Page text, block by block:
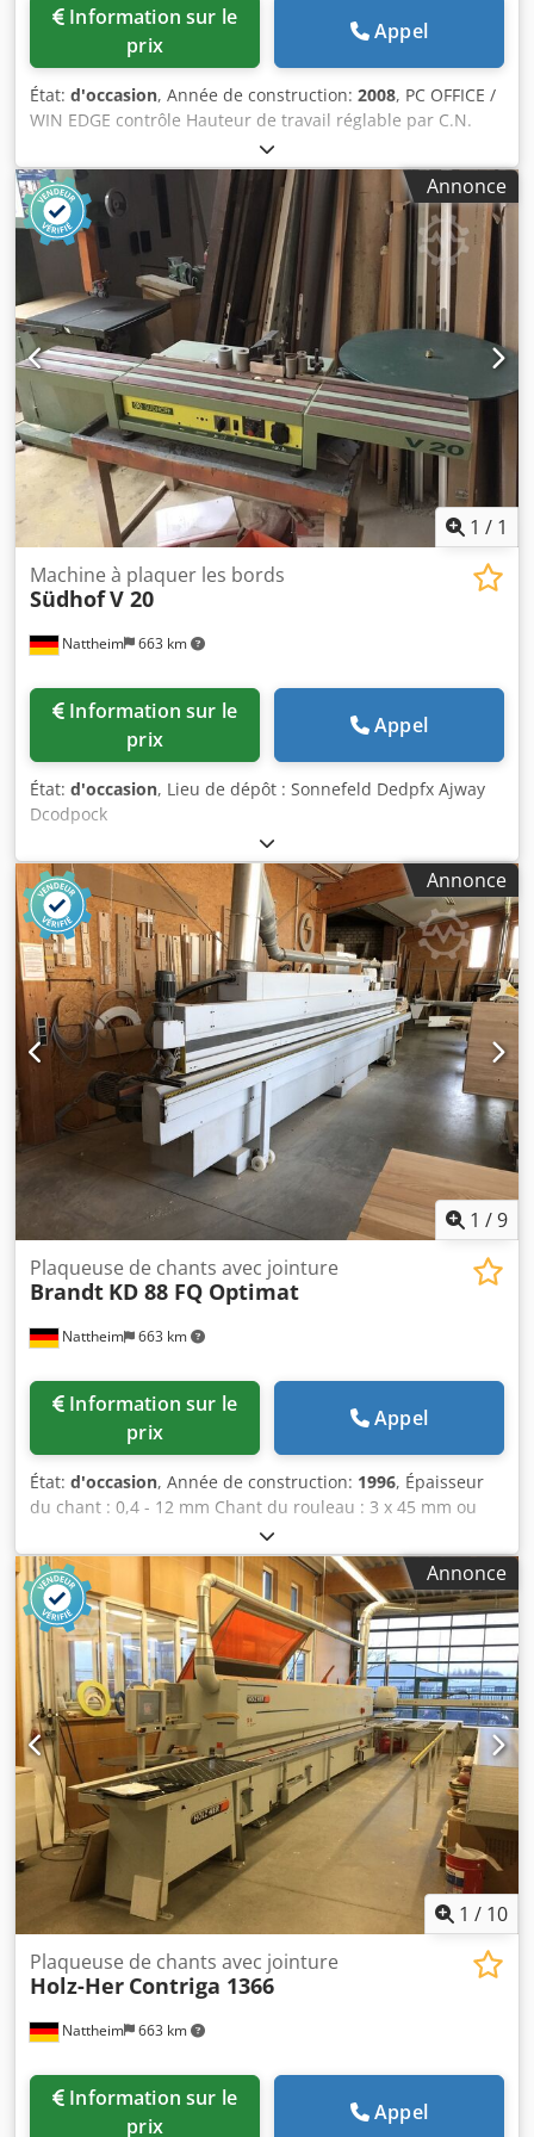
prix
Appel
État: d'occasion, Année de construction: 2008, PC OFFICE /
WIN EDGE contrôle Hauteur de travail réglable par C.N.
Hauteur du panneau (mm) 60 Vitesse d'avance mt / min 25
Courroie supérieure motorisée caoutchoutée réglable
électroniquement par CN Convoyeur à rouleaux latéraux
avec roues folles pour support de panneau Groupe
redresseur à deux moteurs Entrepôt porte-bobine Unité
d'encollage pour colle thermofusible EVA avec pré-fondeur
et pot de colle Groupe de pression de bord sur profilés
droits avec rouleaux de pression Groupe de coupe en bout
à 2 moteurs avec réglage automatique de l'inclinaison
Groupe de fraisage à deux moteurs superposés Unité de
glanage avec 2 moteurs inclinables réglables Unité
d'arrondissage avec 4 moteurs Unité Toupie inclinable 0-
90 ° Unité de ponçage Dcsdjw Dd Efopfx Adpjk
Annonce
1 / 1
Nattheim 663 km
Machine à plaquer les bords
SüdhofV 20
prix
Appel
État: d'occasion, Lieu de dépôt : Sonnefeld Dedpfx Ajway
Dcodpock
Annonce
1 /9
Nattheim 663 km
Plaqueuse de chants avec jointure
Brandt KD 88 FQ Optimat
prix
Appel
État: d'occasion, Année de construction: 1996, Épaisseur
du chant : 0,4 - 12 mm Chant du rouleau : 3 x 45 mm ou
0,8 - 60 mm Largeur minimale de la pièce : 65 mm
Longueur minimale de la pièce : 160 mm Épaisseur de la
pièce : 10 - 55 mm Avance : 13 m/min Pré-fraisage
(assemblage) Pot de colle Quickmelt Collage de la pièce
Ébarbage Fraisage à ras Fraisage de chanfrein Fraisage de
rayon Copie d'angle Racloir plat Unité de polissage
Dimensions de la machine : 7450 x 1220 x 2400 mm Poids :
3000 kg Djdpfxevvkd Tj Adpjck Lieu de stockage : Nattheim
Annonce
1 / 10
Nattheim 663 km
Plaqueuse de chants avec jointure
Holz-Her Contriga 1366
prix
Appel